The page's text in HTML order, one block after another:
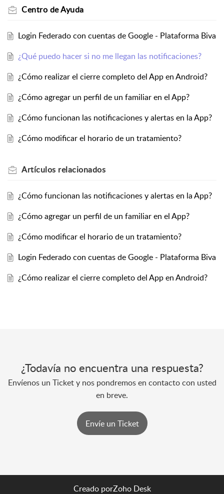
Centro de Ayuda
Login Federado con cuentas de Google - Plataforma Biva
¿Qué puedo hacer si no me llegan las notificaciones?
¿Cómo realizar el cierre completo del App en Android?
¿Cómo agregar un perfil de un familiar en el App?
¿Cómo funcionan las notificaciones y alertas en la App?
¿Cómo modificar el horario de un tratamiento?
Artículos relacionados
¿Cómo funcionan las notificaciones y alertas en la App?
¿Cómo agregar un perfil de un familiar en el App?
¿Cómo modificar el horario de un tratamiento?
Login Federado con cuentas de Google - Plataforma Biva
¿Cómo realizar el cierre completo del App en Android?
¿Todavía no encuentra una respuesta?
Envíenos un Ticket y nos pondremos en contacto con usted
en breve.
Envíe un Ticket
Creado porZoho Desk